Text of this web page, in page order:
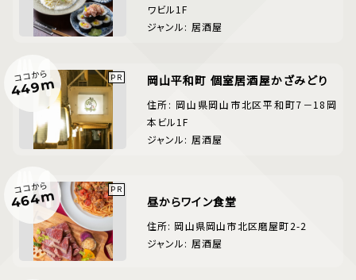
ワビル1F
ジャンル: 居酒屋
ココから
449m 岡山平和町 個室居酒屋かざみどり
住所: 岡山県岡山市北区平和町7－18岡
本ビル1F
ジャンル: 居酒屋
ココから
464m 昼からワイン食堂
住所: 岡山県岡山市北区磨屋町2-2
ジャンル: 居酒屋